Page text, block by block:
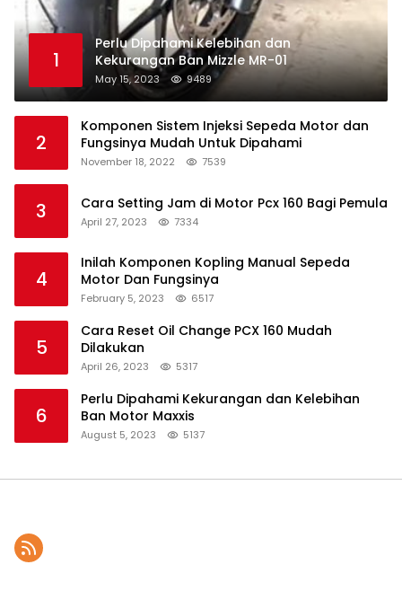
1
Perlu Dipahami Kelebihan dan
Kekurangan Ban Mizzle MR-01
May 15, 2023 9489
2
Komponen Sistem Injeksi Sepeda Motor dan
Fungsinya Mudah Untuk Dipahami
November 18, 2022 7539
3 Cara Setting Jam di Motor Pcx 160 Bagi Pemula
April 27, 2023 7334
4
Inilah Komponen Kopling Manual Sepeda
Motor Dan Fungsinya
February 5, 2023 6517
5
Cara Reset Oil Change PCX 160 Mudah
Dilakukan
April 26, 2023 5317
6
Perlu Dipahami Kekurangan dan Kelebihan
Ban Motor Maxxis
August 5, 2023 5137